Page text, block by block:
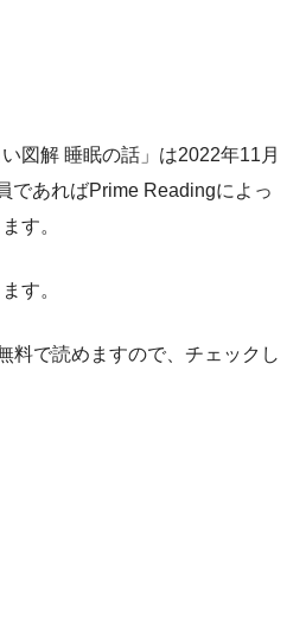
図解 睡眠の話」は2022年11月
であればPrime Readingによっ
す。
す。
料で読めますので、チェックし